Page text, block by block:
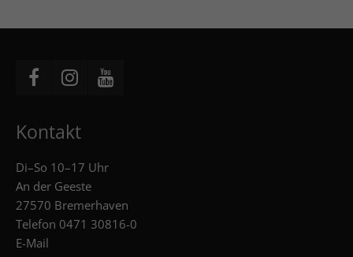
Kontakt
Di–So 10–17 Uhr
An der Geeste
27570 Bremerhaven
Telefon 0471 30816-0
E-Mail